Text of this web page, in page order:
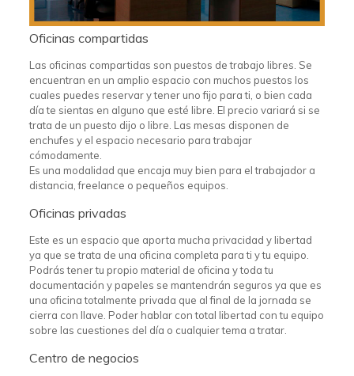
Oficinas compartidas
Las oficinas compartidas son puestos de trabajo libres. Se
encuentran en un amplio espacio con muchos puestos los
cuales puedes reservar y tener uno fijo para ti, o bien cada
día te sientas en alguno que esté libre. El precio variará si se
trata de un puesto dijo o libre. Las mesas disponen de
enchufes y el espacio necesario para trabajar
cómodamente.
Es una modalidad que encaja muy bien para el trabajador a
distancia, freelance o pequeños equipos.
Oficinas privadas
Este es un espacio que aporta mucha privacidad y libertad
ya que se trata de una oficina completa para ti y tu equipo.
Podrás tener tu propio material de oficina y toda tu
documentación y papeles se mantendrán seguros ya que es
una oficina totalmente privada que al final de la jornada se
cierra con llave. Poder hablar con total libertad con tu equipo
sobre las cuestiones del día o cualquier tema a tratar.
Centro de negocios